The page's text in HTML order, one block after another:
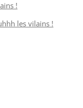
!
les vilains !